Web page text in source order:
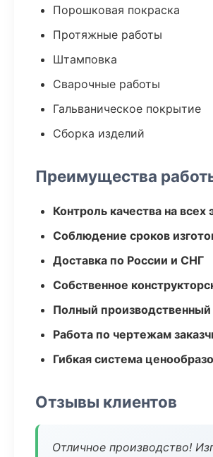
Порошковая покраска
Протяжные работы
Штамповка
Сварочные работы
Гальваническое покрытие
Сборка изделий
Преимущества
Контроль качества на всех
Соблюдение сроков
Доставка по России и СНГ
Собственное
Полный производственный
Работа по чертежам
Гибкая система
Отзывы клиентов
Отличное производство!